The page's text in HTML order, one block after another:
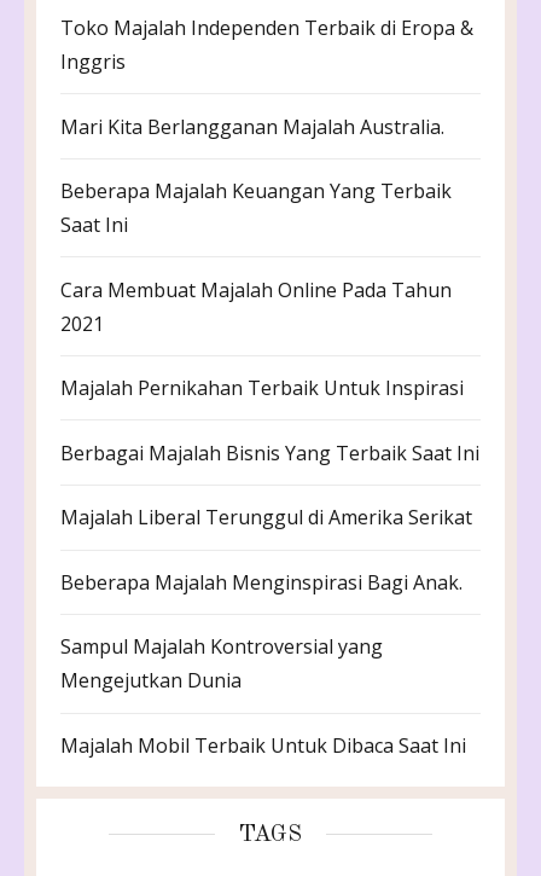
Toko Majalah Independen Terbaik di Eropa &
Inggris
Mari Kita Berlangganan Majalah Australia.
Beberapa Majalah Keuangan Yang Terbaik
Saat Ini
Cara Membuat Majalah Online Pada Tahun
2021
Majalah Pernikahan Terbaik Untuk Inspirasi
Berbagai Majalah Bisnis Yang Terbaik Saat Ini
Majalah Liberal Terunggul di Amerika Serikat
Beberapa Majalah Menginspirasi Bagi Anak.
Sampul Majalah Kontroversial yang
Mengejutkan Dunia
Majalah Mobil Terbaik Untuk Dibaca Saat Ini
TAGS